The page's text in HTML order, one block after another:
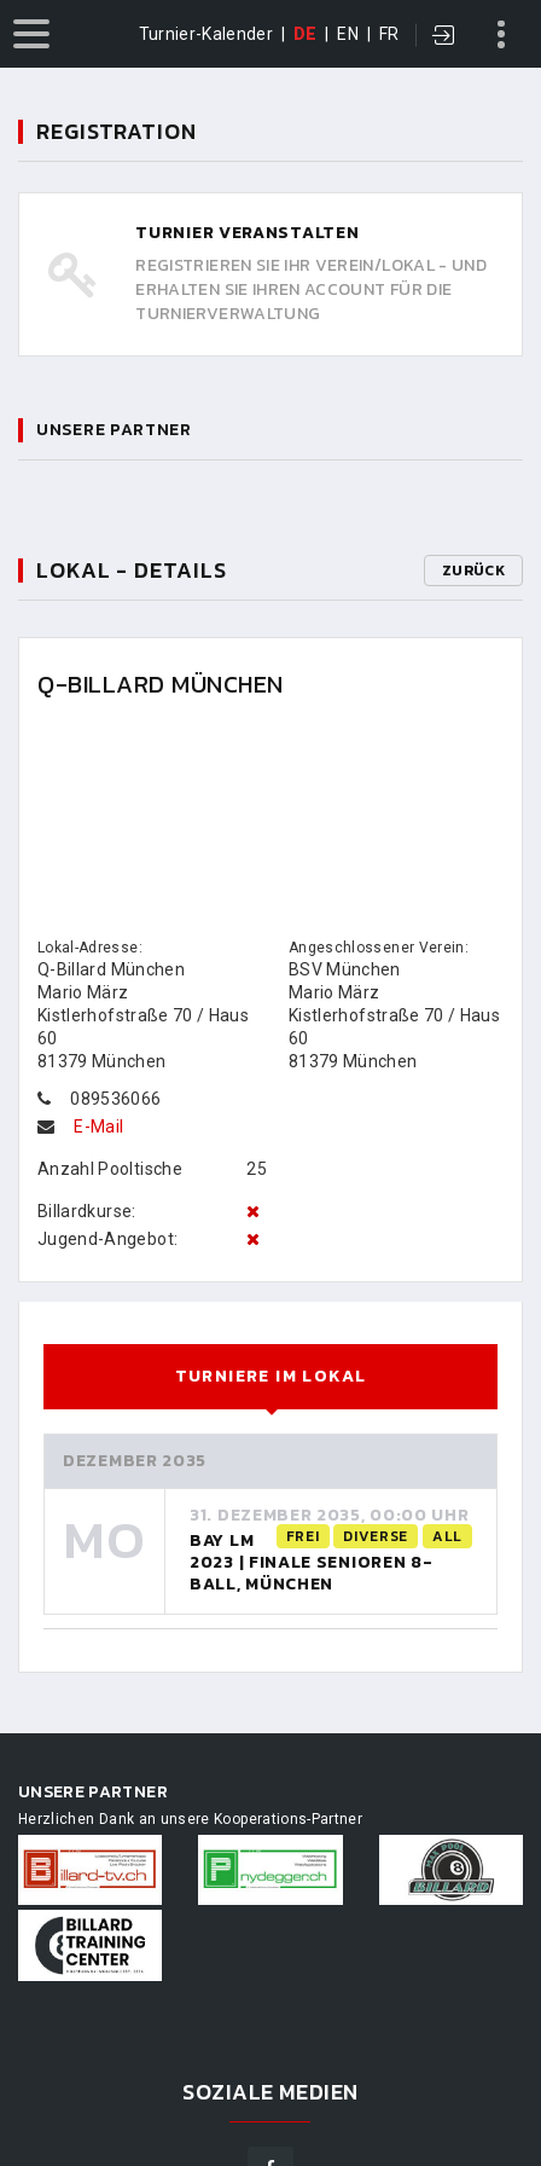
Turnier-Kalender DE EN FR
REGISTRATION
TURNIER VERANSTALTEN
REGISTRIEREN SIE IHR VEREIN/LOKAL - UND
ERHALTEN SIE IHREN ACCOUNT FÜR DIE
TURNIERVERWALTUNG
UNSERE PARTNER
LOKAL - DETAILS ZURÜCK
Q-BILLARD MÜNCHEN
Lokal-Adresse:
Q-Billard München
Mario März
Kistlerhofstraße 70 / Haus
60
81379 München
089536066
E-Mail
Anzahl Pooltische 25
Billardkurse:
Jugend-Angebot:
Angeschlossener Verein:
BSV München
Mario März
Kistlerhofstraße 70 / Haus
60
81379 München
TURNIERE IM LOKAL
DEZEMBER 2035
MO 31. DEZEMBER 2035, 00:00 UHR
FREI DIVERSE ALL
BAY LM
2023 | FINALE SENIOREN 8-
BALL, MÜNCHEN
UNSERE PARTNER
Herzlichen Dank an unsere Kooperations-Partner
SOZIALE MEDIEN